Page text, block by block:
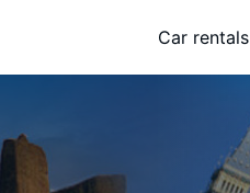
Car rentals